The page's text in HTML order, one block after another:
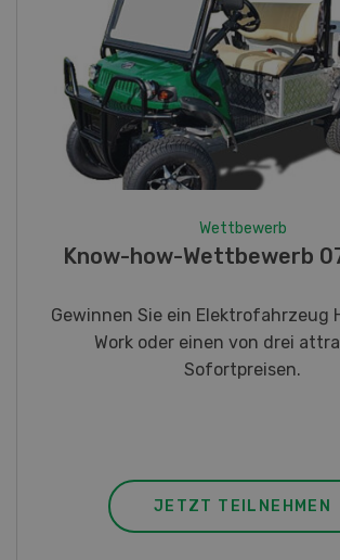
Fotorätsel 07-08/26
Gewinnen Sie eines von fünf LANDI
Taschenmessern
JETZT TEILNEHMEN